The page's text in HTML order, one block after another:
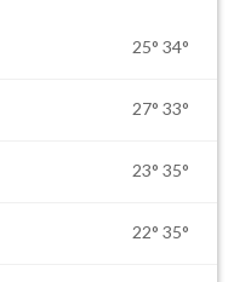
25° 34°
27° 33°
23° 35°
22° 35°